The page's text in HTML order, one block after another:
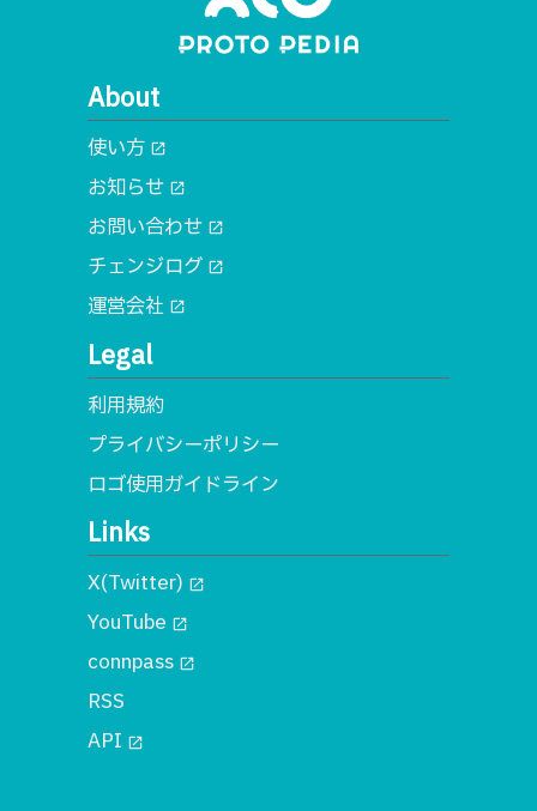
About
使い方 open_in_new
お知らせ open_in_new
お問い合わせ open_in_new
チェンジログ open_in_new
運営会社 open_in_new
Legal
利用規約
プライバシーポリシー
ロゴ使用ガイドライン
Links
X(Twitter) open_in_new
YouTube open_in_new
connpass open_in_new
RSS
API open_in_new